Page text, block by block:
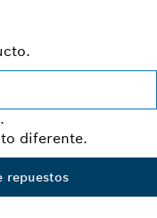
diferente.
repuestos